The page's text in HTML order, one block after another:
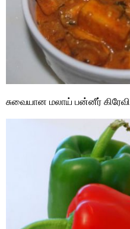
சுவையான மலாய் பன்னீர் கிரேவி